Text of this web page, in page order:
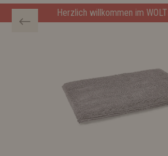
Herzlich willkommen im